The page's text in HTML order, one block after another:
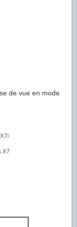
de vue en mode
X7